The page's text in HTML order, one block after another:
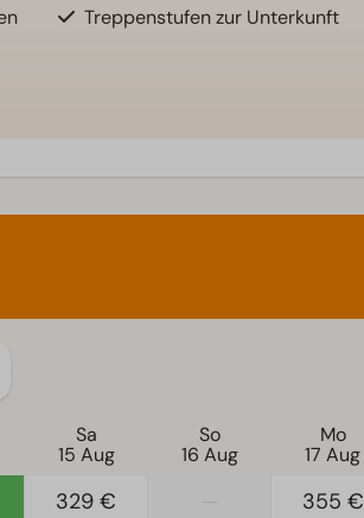
Treppenstufen zur Unterkunft
Sa
15 Aug
So
16 Aug
Mo
17 Aug
329 € 355 €